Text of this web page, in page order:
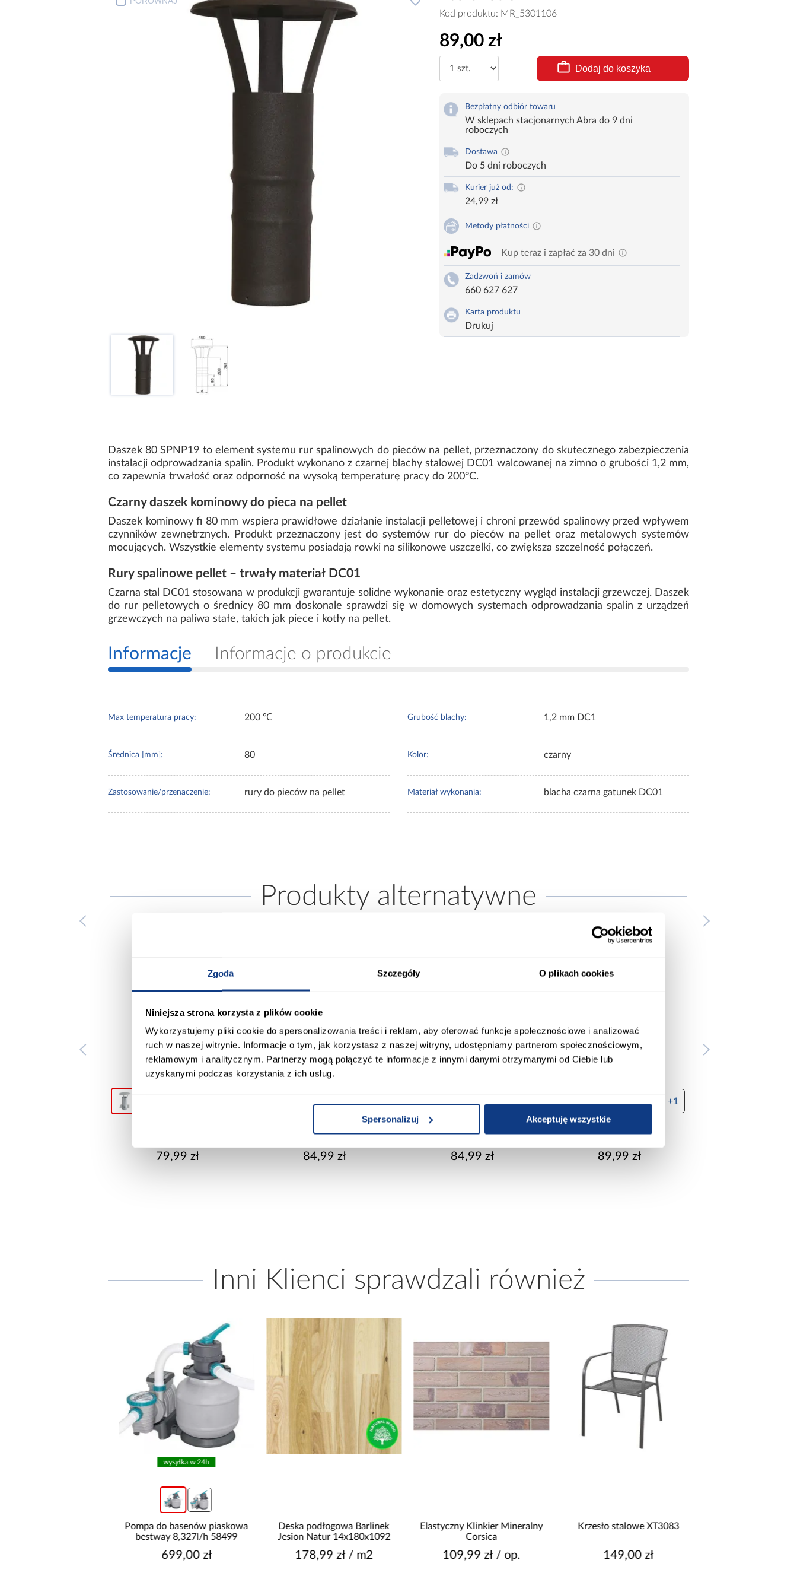
Zgoda Szczegóły O plikach cookies
Niniejsza strona korzysta z plików cookie
Wykorzystujemy pliki cookie do spersonalizowania treści i reklam, aby oferować funkcje społecznościowe i analizować
ruch w naszej witrynie. Informacje o tym, jak korzystasz z naszej witryny, udostępniamy partnerom społecznościowym,
reklamowym i analitycznym. Partnerzy mogą połączyć te informacje z innymi danymi otrzymanymi od Ciebie lub
uzyskanymi podczas korzystania z ich usług.
Spersonalizuj Akceptuję wszystkie
Kod produktu: MR_5301106
89,00 zł
Dodaj do koszyka
Bezpłatny odbiór towaru
W sklepach stacjonarnych Abra do 9 dni
roboczych
Dostawa
Do 5 dni roboczych
Kurier już od:
24,99 zł
Metody płatności
Kup teraz i zapłać za 30 dni
Zadzwoń i zamów
660 627 627
Karta produktu
Drukuj
Daszek 80 SPNP19 to element systemu rur spalinowych do pieców na pellet, przeznaczony do skutecznego zabezpieczenia
instalacji odprowadzania spalin. Produkt wykonano z czarnej blachy stalowej DC01 walcowanej na zimno o grubości 1,2 mm,
co zapewnia trwałość oraz odporność na wysoką temperaturę pracy do 200°C.
Czarny daszek kominowy do pieca na pellet
Daszek kominowy fi 80 mm wspiera prawidłowe działanie instalacji pelletowej i chroni przewód spalinowy przed wpływem
czynników zewnętrznych. Produkt przeznaczony jest do systemów rur do pieców na pellet oraz metalowych systemów
mocujących. Wszystkie elementy systemu posiadają rowki na silikonowe uszczelki, co zwiększa szczelność połączeń.
Rury spalinowe pellet – trwały materiał DC01
Czarna stal DC01 stosowana w produkcji gwarantuje solidne wykonanie oraz estetyczny wygląd instalacji grzewczej. Daszek
do rur pelletowych o średnicy 80 mm doskonale sprawdzi się w domowych systemach odprowadzania spalin z urządzeń
grzewczych na paliwa stałe, takich jak piece i kotły na pellet.
Informacje Informacje o produkcie
Max temperatura pracy: 200 ℃
Średnica [mm]: 80
Zastosowanie/przenaczenie: rury do pieców na pellet
Grubość blachy: 1,2 mm DC1
Kolor: czarny
Materiał wykonania: blacha czarna gatunek DC01
Produkty alternatywne
79,99 zł
Daszek WDA120-OC
84,99 zł 84,99 zł
+1
Daszek WDA 150 OC
89,99 zł
Inni Klienci sprawdzali również
wysyłka w 24h
Pompa do basenów piaskowa
bestway 8,327l/h 58499
699,00 zł
Deska podłogowa Barlinek
Jesion Natur 14x180x1092
178,99 zł / m2
Elastyczny Klinkier Mineralny
Corsica
109,99 zł / op.
Krzesło stalowe XT3083
149,00 zł